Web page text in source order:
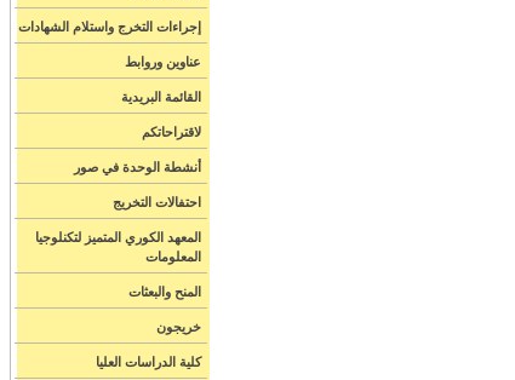
إجراءات التخرج واستلام الشهادات
عناوين وروابط
القائمة البريدية
لاقتراحاتكم
أنشطة الوحدة في صور
احتفالات التخريج
المعهد الكوري المتميز لتكنلوجيا
المعلومات
المنح والبعثات
خريجون
كلية الدراسات العليا